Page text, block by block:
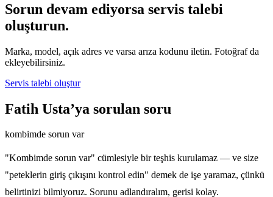
Sorun devam ediyorsa servis talebi
oluşturun.
Marka, model, açık adres ve varsa arıza kodunu iletin. Fotoğraf da
ekleyebilirsiniz.
Servis talebi oluştur
Fatih Usta’ya sorulan soru
kombimde sorun var
"Kombimde sorun var" cümlesiyle bir teşhis kurulamaz — ve size
"peteklerin giriş çıkışını kontrol edin" demek de işe yaramaz, çünkü
belirtinizi bilmiyoruz. Sorunu adlandıralım, gerisi kolay.